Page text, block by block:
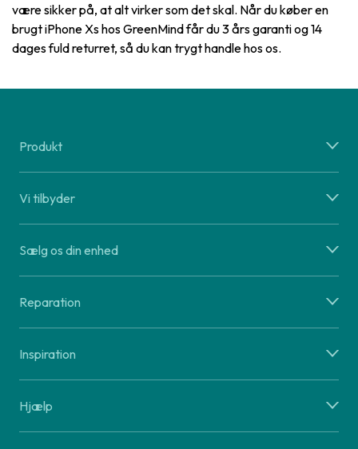
være sikker på, at alt virker som det skal. Når du køber en
brugt iPhone Xs hos GreenMind får du 3 års garanti og 14
dages fuld returret, så du kan trygt handle hos os.
Produkt
Vi tilbyder
Sælg os din enhed
Reparation
Inspiration
Hjælp